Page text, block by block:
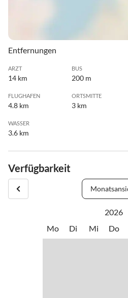
Entfernungen
ARZT
14 km
BUS
200 m
FLUGHAFEN
4.8 km
ORTSMITTE
3 km
WASSER
3.6 km
Verfügbarkeit
2026
Mo
Di Mi Do